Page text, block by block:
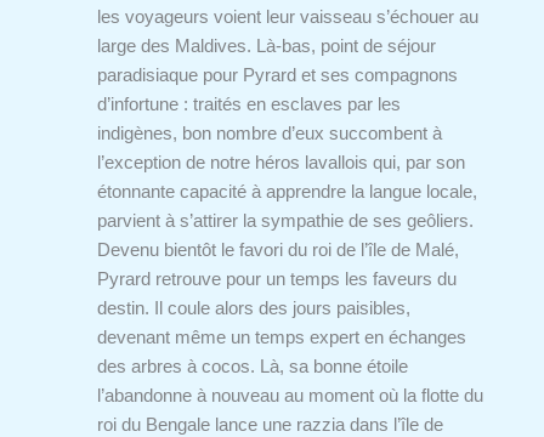
les voyageurs voient leur vaisseau s’échouer au
large des Maldives. Là-bas, point de séjour
paradisiaque pour Pyrard et ses compagnons
d’infortune : traités en esclaves par les
indigènes, bon nombre d’eux succombent à
l’exception de notre héros lavallois qui, par son
étonnante capacité à apprendre la langue locale,
parvient à s’attirer la sympathie de ses geôliers.
Devenu bientôt le favori du roi de l’île de Malé,
Pyrard retrouve pour un temps les faveurs du
destin. Il coule alors des jours paisibles,
devenant même un temps expert en échanges
des arbres à cocos. Là, sa bonne étoile
l’abandonne à nouveau au moment où la flotte du
roi du Bengale lance une razzia dans l’île de